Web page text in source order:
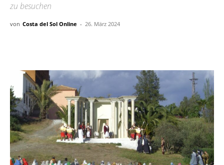
zu besuchen
von Costa del Sol Online - 26. März 2024